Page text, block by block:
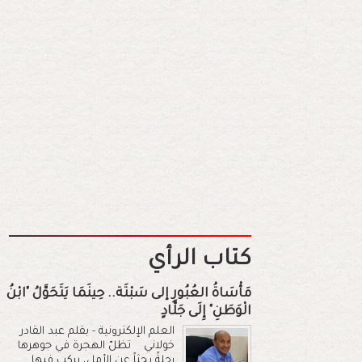
كتاب الرأي
مَأْسَاةُ العُبُورِ إلى سَبْتَة.. حِينَمَا يَتَحَوَّلُ "ابْنُ
الْوَطَنِ" إِلَى جَلَّادٍ
العلم الإلكترونية - بقلم عبد القادر
خولاني تظلّ الهجرة في جوهرها